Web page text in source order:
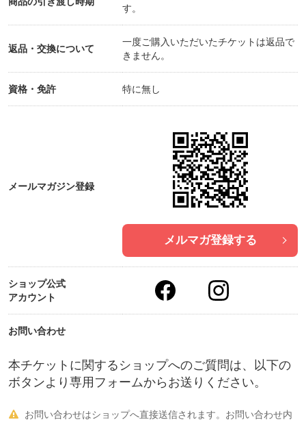
す。
返品・交換について
一度ご購入いただいたチケットは返品で
きません。
資格・免許 特に無し
メールマガジン登録
メルマガ登録する
ショップ公式
アカウント
お問い合わせ
本チケットに関するショップへのご質問は、以下の
ボタンより専用フォームからお送りください。

お問い合わせはショップへ直接送信されます。お問い合わせ内